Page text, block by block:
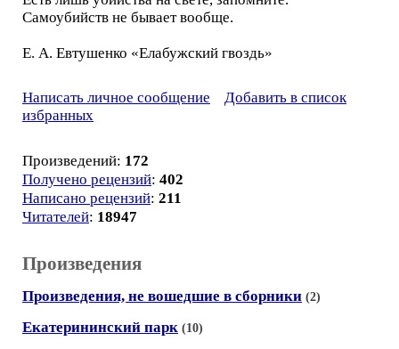
Самоубийств не бывает вообще.
Е. А. Евтушенко «Елабужский гвоздь»
Написать личное сообщение
Добавить в список
избранных
Произведений: 172
Получено рецензий: 402
Написано рецензий: 211
Читателей: 18947
Произведения
Произведения, не вошедшие в сборники (2)
Екатерининский парк (10)